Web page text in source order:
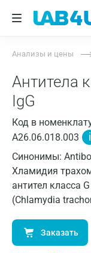
Анализы и цены
Антитела
IgG
Код в
A26.06.018.003
i
Синонимы:
Хламидия
антител класса
(Chlamydia
Заказать